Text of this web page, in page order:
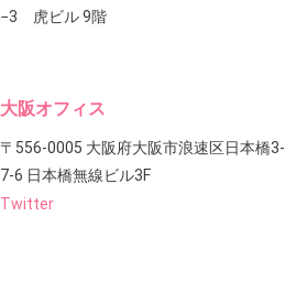
−3 虎ビル 9階
大阪オフィス
〒556-0005 大阪府大阪市浪速区日本橋3-
7-6 日本橋無線ビル3F
Twitter